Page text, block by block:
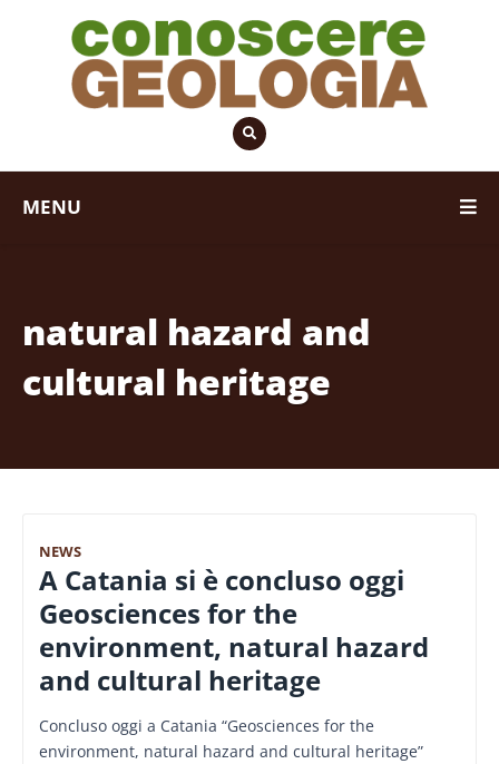
MENU
natural hazard and
cultural heritage
NEWS
A Catania si è concluso oggi
Geosciences for the
environment, natural hazard
and cultural heritage
Concluso oggi a Catania “Geosciences for the
environment, natural hazard and cultural heritage”